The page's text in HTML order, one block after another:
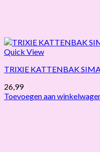
Quick View
TRIXIE KATTENBAK
26,99
Toevoegen aan